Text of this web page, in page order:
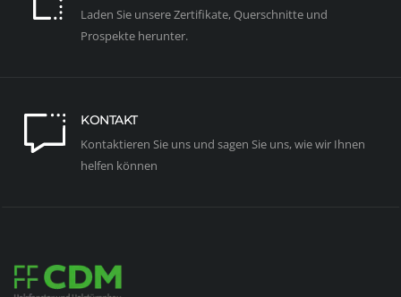
Laden Sie unsere Zertifikate, Querschnitte und
Prospekte herunter.
KONTAKT
Kontaktieren Sie uns und sagen Sie uns, wie wir Ihnen
helfen können